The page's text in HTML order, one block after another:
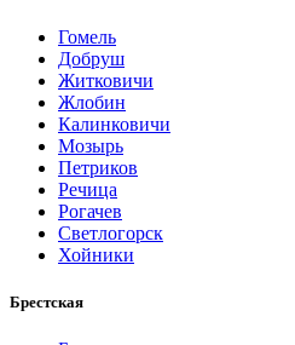
Гомель
Добруш
Житковичи
Жлобин
Калинковичи
Мозырь
Петриков
Речица
Рогачев
Светлогорск
Хойники
Брестская